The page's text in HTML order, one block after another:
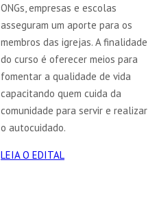
ONGs, empresas e escolas
asseguram um aporte para os
membros das igrejas. A finalidade
do curso é oferecer meios para
fomentar a qualidade de vida
capacitando quem cuida da
comunidade para servir e realizar
o autocuidado.
LEIA O EDITAL